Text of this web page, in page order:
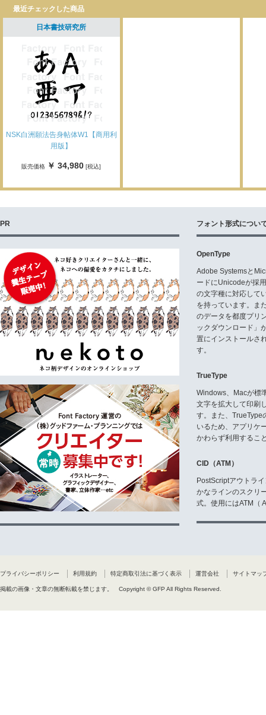
最近チェックした商品
日本書技研究所
NSK白洲願法告身帖体W1【商用利
用版】
販売価格 ￥ 34,980 [税込]
PR フォント形式につい
OpenType
Adobe Systemsと
ードにUnicodeが採
の文字種に対応して
を持っています。ま
のデータを都度プリ
ックダウンロード」
置にインストールさ
す。
TrueType
Windows、Macが標
文字を拡大して印刷
す。また、TrueType
いるため、アプリケ
かわらず利用するこ
CID（ATM）
PostScriptアウトラ
かなラインのスクリ
式。使用にはATM（
プライバシーポリシー 利用規約 特定商取引法に基づく表示 運営会社 サイトマッ
掲載の画像・文章の無断転載を禁じます。 Copyright © GFP All Rights Reserved.